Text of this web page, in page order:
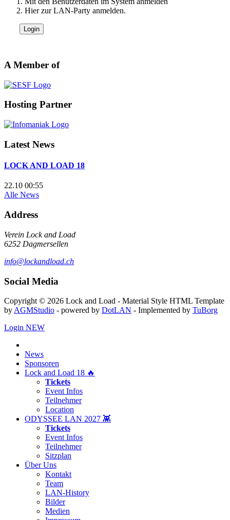
Hier zur LAN-Party anmelden.
A Member of
Hosting Partner
Latest News
LOCK AND LOAD 18
22.10 00:55
Alle News
Address
Verein Lock and Load
6252 Dagmersellen
info@lockandload.ch
Social Media
Copyright © 2026 Lock and Load - Material Style HTML Template
by AGMStudio - powered by DotLAN - Implemented by TuBorg
Login NEW
News
Sponsoren
Lock and Load 18 🔥
Tickets
Event Infos
Teilnehmer
Location
ODYSSEE LAN 2027 👾
Tickets
Event Infos
Teilnehmer
Sitzplan
Über Uns
Kontakt
Team
LAN-History
Bilder
Medien